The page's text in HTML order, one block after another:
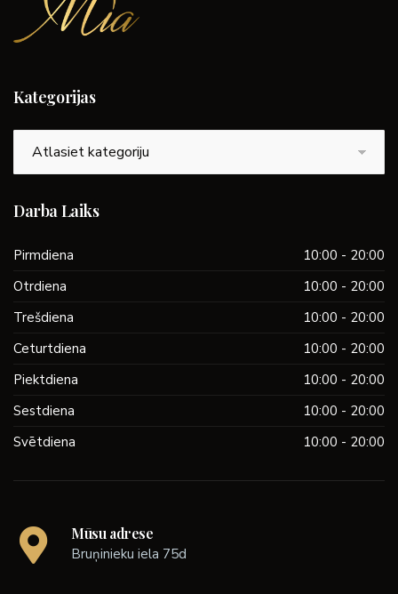
Kategorijas
Darba Laiks
Pirmdiena
10:00 - 20:00
Otrdiena
10:00 - 20:00
Trešdiena
10:00 - 20:00
Ceturtdiena
10:00 - 20:00
Piektdiena
10:00 - 20:00
Sestdiena
10:00 - 20:00
Svētdiena
10:00 - 20:00
Mūsu adrese
Bruņinieku iela 75d